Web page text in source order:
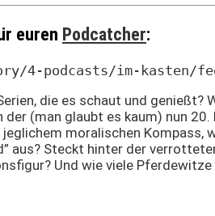
euren Podcatcher:
4-podcasts/im-kasten/
die es schaut und genießt?
(man glaubt es kaum) nun 20.
moralischen Kompass,
aus? Steckt hinter der
Und wie viele